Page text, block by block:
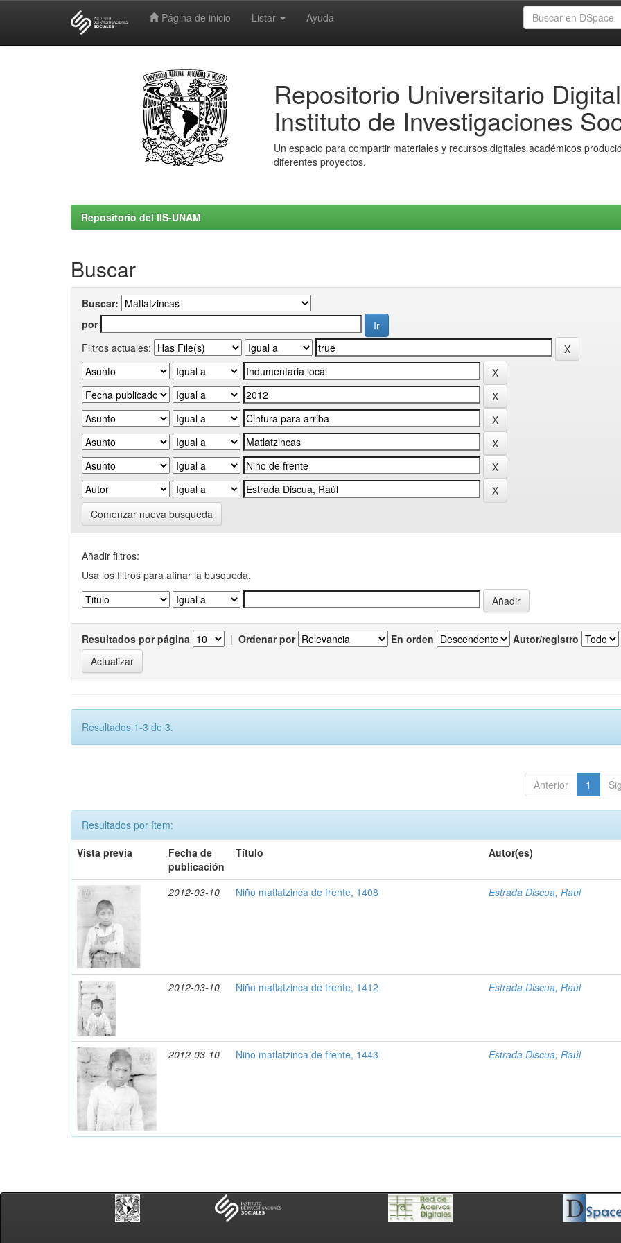
Página de inicio Listar Ayuda
Repositorio Universitario Digital
Instituto de Investigaciones
Un espacio para compartir materiales y recursos digitales académicos
diferentes proyectos.
Repositorio del IIS-UNAM
Buscar
Buscar:
por
Filtros actuales:
Comenzar nueva busqueda
Añadir filtros:
Usa los filtros para afinar la busqueda.
Resultados por página | Ordenar por En orden Autor/registro
Resultados 1-3 de 3.
Anterior 1
Resultados por ítem:
Vista previa
Fecha de
publicación
Título Autor(es)
2012-03-10 Niño matlatzinca de frente, 1408 Estrada Discua, Raúl
2012-03-10 Niño matlatzinca de frente, 1412 Estrada Discua, Raúl
2012-03-10 Niño matlatzinca de frente, 1443 Estrada Discua, Raúl